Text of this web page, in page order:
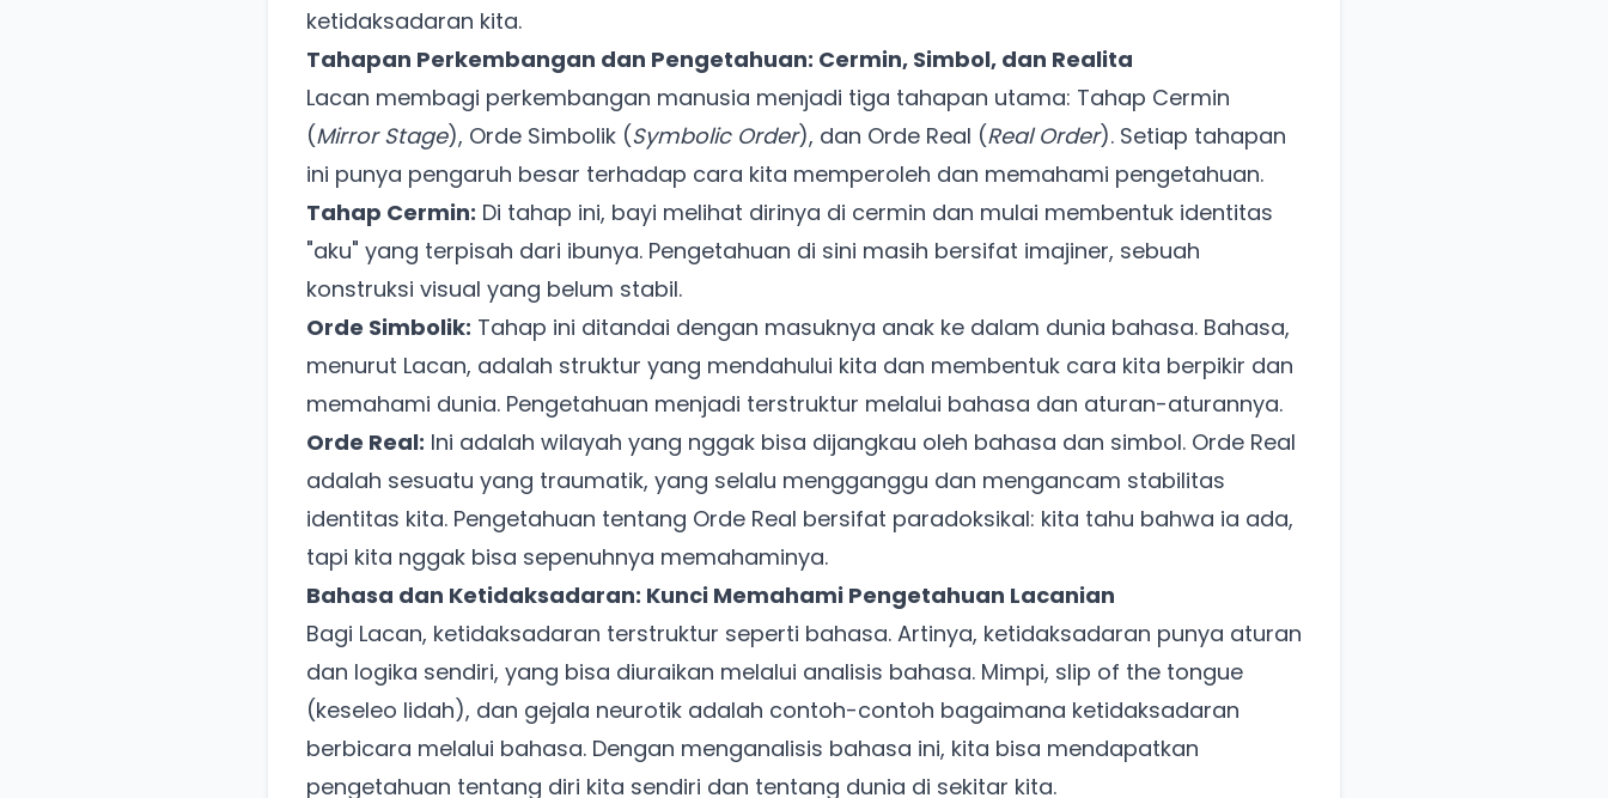
ketidaksadaran kita.
Tahapan Perkembangan dan Pengetahuan: Cermin, Simbol, dan Realita
Lacan membagi perkembangan manusia menjadi tiga tahapan utama: Tahap Cermin
(Mirror Stage), Orde Simbolik (Symbolic Order), dan Orde Real (Real Order). Setiap tahapan
ini punya pengaruh besar terhadap cara kita memperoleh dan memahami pengetahuan.
Tahap Cermin: Di tahap ini, bayi melihat dirinya di cermin dan mulai membentuk identitas
"aku" yang terpisah dari ibunya. Pengetahuan di sini masih bersifat imajiner, sebuah
konstruksi visual yang belum stabil.
Orde Simbolik: Tahap ini ditandai dengan masuknya anak ke dalam dunia bahasa. Bahasa,
menurut Lacan, adalah struktur yang mendahului kita dan membentuk cara kita berpikir dan
memahami dunia. Pengetahuan menjadi terstruktur melalui bahasa dan aturan-aturannya.
Orde Real: Ini adalah wilayah yang nggak bisa dijangkau oleh bahasa dan simbol. Orde Real
adalah sesuatu yang traumatik, yang selalu mengganggu dan mengancam stabilitas
identitas kita. Pengetahuan tentang Orde Real bersifat paradoksikal: kita tahu bahwa ia ada,
tapi kita nggak bisa sepenuhnya memahaminya.
Bahasa dan Ketidaksadaran: Kunci Memahami Pengetahuan Lacanian
Bagi Lacan, ketidaksadaran terstruktur seperti bahasa. Artinya, ketidaksadaran punya aturan
dan logika sendiri, yang bisa diuraikan melalui analisis bahasa. Mimpi, slip of the tongue
(keseleo lidah), dan gejala neurotik adalah contoh-contoh bagaimana ketidaksadaran
berbicara melalui bahasa. Dengan menganalisis bahasa ini, kita bisa mendapatkan
pengetahuan tentang diri kita sendiri dan tentang dunia di sekitar kita.